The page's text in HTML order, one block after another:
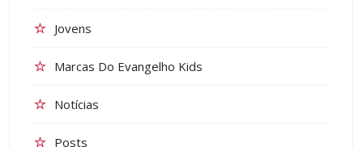
Jovens
Marcas Do Evangelho Kids
Notícias
Posts